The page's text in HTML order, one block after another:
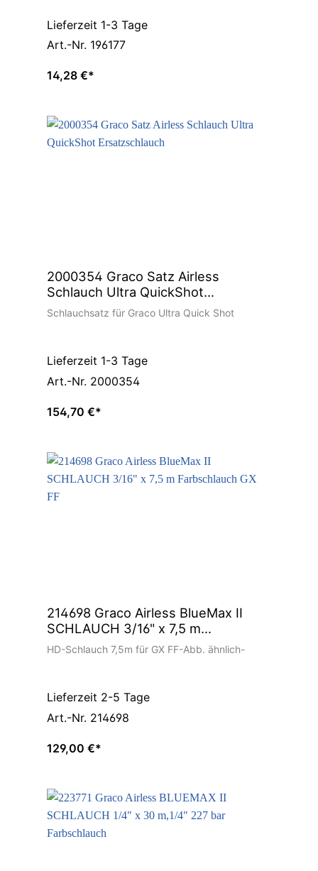
Lieferzeit 1-3 Tage
Art.-Nr. 196177
14,28 €*
2000354 Graco Satz Airless
Schlauch Ultra QuickShot
Ersatzschlauch
Schlauchsatz für Graco Ultra Quick Shot
Lieferzeit 1-3 Tage
Art.-Nr. 2000354
154,70 €*
214698 Graco Airless BlueMax II
SCHLAUCH 3/16" x 7,5 m
Farbschlauch GX FF
HD-Schlauch 7,5m für GX FF-Abb. ähnlich-
Lieferzeit 2-5 Tage
Art.-Nr. 214698
129,00 €*